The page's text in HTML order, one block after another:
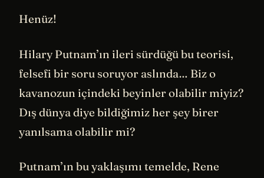
Henüz!
Hilary Putnam’ın ileri sürdüğü bu teorisi,
felsefi bir soru soruyor aslında… Biz o
kavanozun içindeki beyinler olabilir miyiz?
Dış dünya diye bildiğimiz her şey birer
yanılsama olabilir mi?
Putnam’ın bu yaklaşımı temelde, Rene